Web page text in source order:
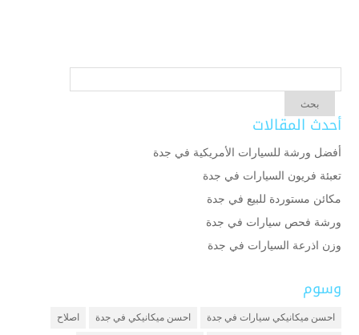
أحدث المقالات
أفضل ورشة للسيارات الأمريكية في جدة
تعبئة فريون السيارات في جدة
مكائن مستوردة للبيع في جدة
ورشة فحص سيارات في جدة
وزن اذرعة السيارات في جدة
وسوم
احسن ميكانيكي سيارات في جدة احسن ميكانيكي في جدة اصلاح